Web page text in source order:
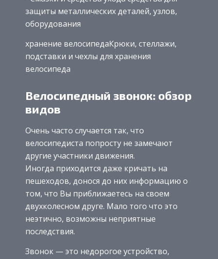
защиты металлических деталей, узлов,
оборудования
хранение велосипедаКрюки, стеллажи,
подставки и чехлы для хранения
велосипеда
Велосипедный звонок: обзор
видов
Очень часто случается так, что
велосипедиста попросту не замечают
другие участники движения.
Иногда приходится даже кричать на
пешеходов, донося до них информацию о
том, что Вы приближаетесь на своем
двухколесном друге. Мало того что это
неэтично, возможны неприятные
последствия.
Звонок — это недорогое устройство,